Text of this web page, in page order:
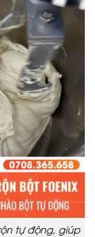
tự động, giúp